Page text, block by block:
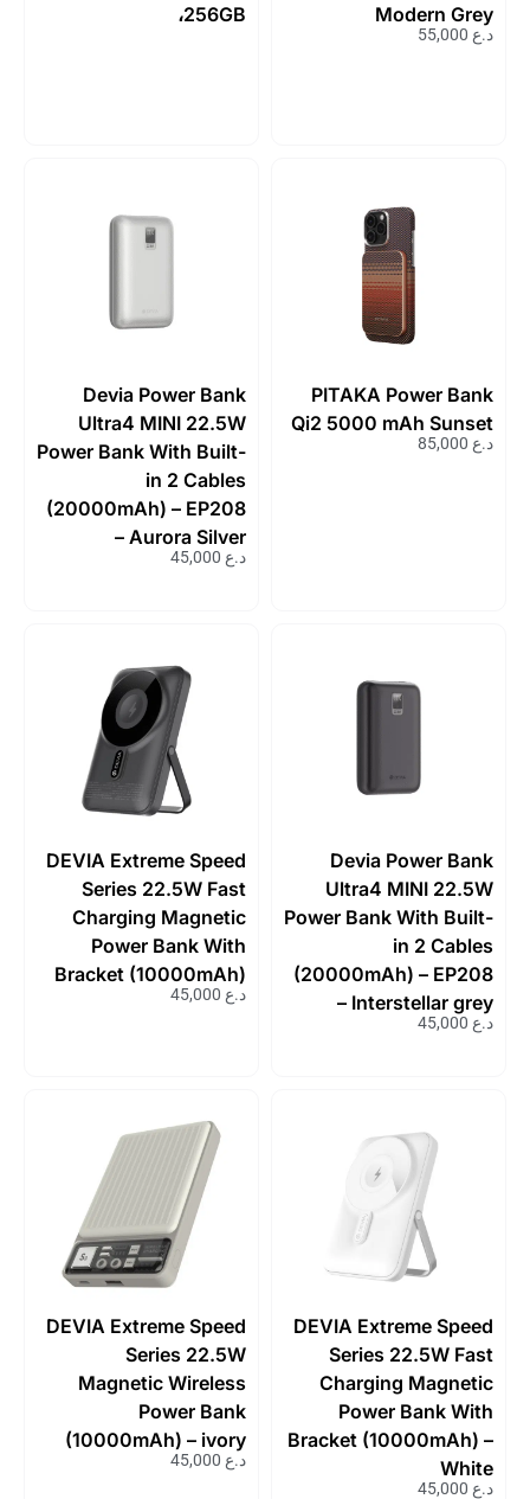
Modern Grey
د.ع
،256GB
PITAKA Power Bank
Qi2 5000 mAh Sunset
د.ع
Devia Power Bank
Ultra4 MINI 22.5W
Power Bank With Built-
in 2 Cables
(20000mAh) – EP208
– Aurora Silver
د.ع
Devia Power Bank
Ultra4 MINI 22.5W
Power Bank With Built-
in 2 Cables
(20000mAh) – EP208
– Interstellar grey
د.ع
DEVIA Extreme Speed
Series 22.5W Fast
Charging Magnetic
Power Bank With
Bracket (10000mAh)
د.ع
DEVIA Extreme Speed
Series 22.5W Fast
Charging Magnetic
Power Bank With
Bracket (10000mAh) –
White
د.ع
DEVIA Extreme Speed
Series 22.5W
Magnetic Wireless
Power Bank
(10000mAh) – ivory
د.ع